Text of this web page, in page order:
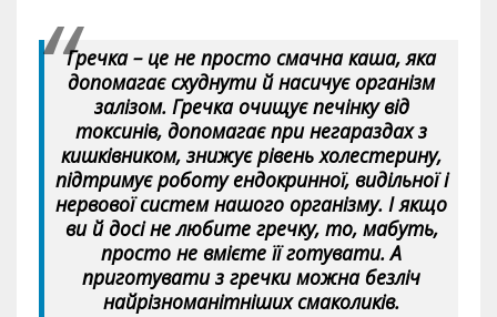
Гречка – це не просто смачна каша, яка
допомагає схуднути й насичує організм
залізом. Гречка очищує печінку від
токсинів, допомагає при негараздах з
кишківником, знижує рівень холестерину,
підтримує роботу ендокринної, видільної і
нервової систем нашого організму. І якщо
ви й досі не любите гречку, то, мабуть,
просто не вмієте її готувати. А
приготувати з гречки можна безліч
найрізноманітніших смаколиків.